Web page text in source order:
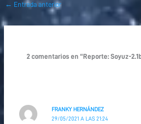
← Entrada anterior
2 comentarios en “Reporte: Soyuz-
FRANKY HERNÁNDEZ
29/05/2021 A LAS 21:24